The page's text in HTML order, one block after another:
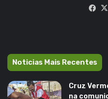
Noticias Mais Recentes
Cruz
na